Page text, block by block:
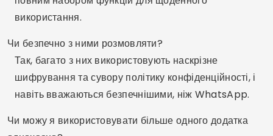
використання.
Чи безпечно з ними розмовляти?
Так, багато з них використовують наскрізне
шифрування та сувору політику конфіденційності, і
навіть вважаються безпечнішими, ніж WhatsApp.
Чи можу я використовувати більше одного додатка